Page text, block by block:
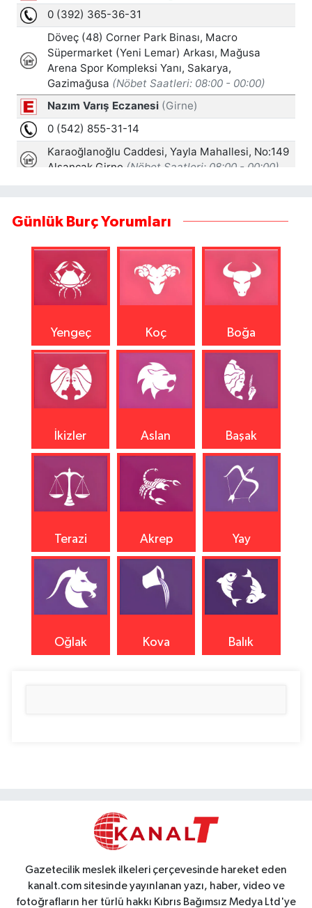
Günlük Burç Yorumları
Yengeç Koç Boğa
İkizler Aslan Başak
Terazi Akrep Yay
Oğlak Kova Balık
Gazetecilik meslek ilkeleri çerçevesinde hareket eden
kanalt.com sitesinde yayınlanan yazı, haber, video ve
fotoğrafların her türlü hakkı Kıbrıs Bağımsız Medya Ltd'ye